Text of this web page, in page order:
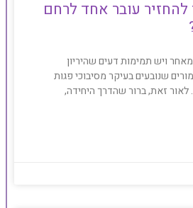
עובר אחד לרחם
ויש תמימות דעים שהיריון
שנובעים בעיקר מסיבוכי פגות
זאת, ברור שהדרך היחידה,